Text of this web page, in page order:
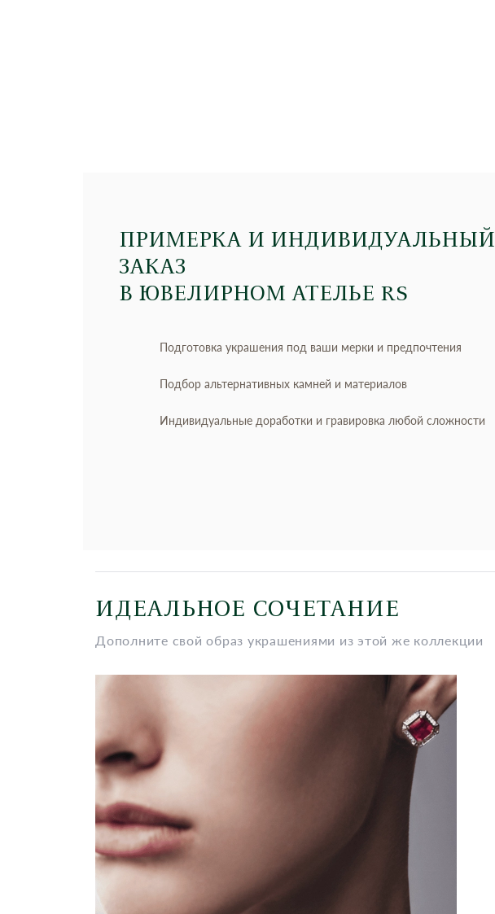
ПРИМЕРКА И ИНДИВИДУАЛЬНЫЙ
ЗАКАЗ
В ЮВЕЛИРНОМ АТЕЛЬЕ RS
Подготовка украшения под ваши мерки и предпочтения
Подбор альтернативных камней и материалов
Индивидуальные доработки и гравировка любой сложности
ИДЕАЛЬНОЕ СОЧЕТАНИЕ
Дополните свой образ украшениями из этой же коллекции